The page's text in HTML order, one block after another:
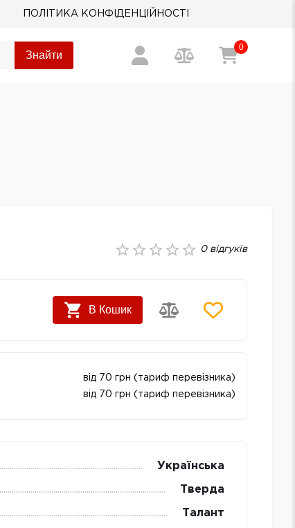
ПОЛІТИКА КОНФІДЕНЦІЙНОСТІ
Знайти
0
0відгуків
В Кошик
від 70 грн (тариф перевізника)
від 70 грн (тариф перевізника)
Українська
Тверда
Талант